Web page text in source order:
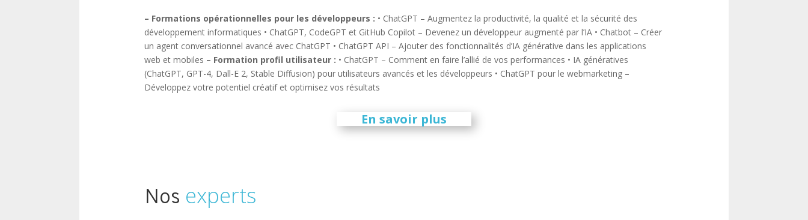
– Formations opérationnelles pour les développeurs : • ChatGPT – Augmentez la productivité, la qualité et la sécurité des
développement informatiques • ChatGPT, CodeGPT et GitHub Copilot – Devenez un développeur augmenté par l’IA • Chatbot – Créer
un agent conversationnel avancé avec ChatGPT • ChatGPT API – Ajouter des fonctionnalités d’IA générative dans les applications
web et mobiles – Formation profil utilisateur : • ChatGPT – Comment en faire l’allié de vos performances • IA génératives
(ChatGPT, GPT-4, Dall-E 2, Stable Diffusion) pour utilisateurs avancés et les développeurs • ChatGPT pour le webmarketing –
Développez votre potentiel créatif et optimisez vos résultats
En savoir plus
Nos experts